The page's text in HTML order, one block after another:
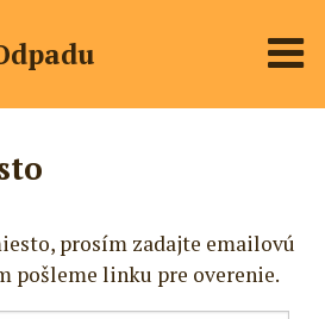
prosím zadajte emailovú
pošleme linku pre overenie.